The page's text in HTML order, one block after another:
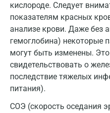
кислороде. Следует
показателям красных
анализе крови. Даже без
гемоглобина) некоторые
могут быть изменены.
свидетельствовать о
последствие тяжелых
питания).
СОЭ (скорость оседания
Красногорск
Краснодар
Красноярск
Курск
Лабинск
Липецк